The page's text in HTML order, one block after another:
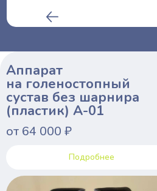
Аппарат
на голеностопный
сустав без шарнира
(пластик) A-01
от 64 000 ₽
Подробнее